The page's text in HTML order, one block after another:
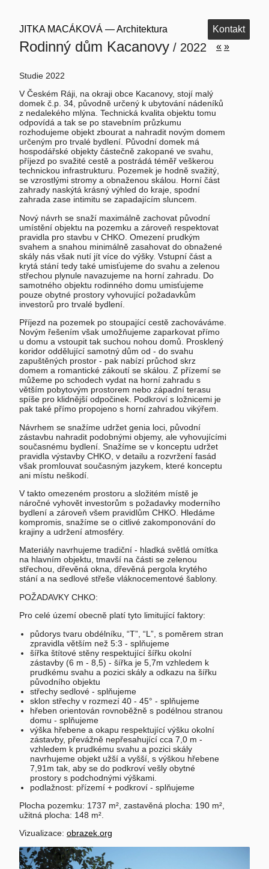
JITKA MACÁKOVÁ — Architektura Kontakt
Rodinný dům Kacanovy / 2022 « »
Studie 2022
V Českém Ráji, na okraji obce Kacanovy, stojí malý
domek č.p. 34, původně určený k ubytování nádeníků
z nedalekého mlýna. Technická kvalita objektu tomu
odpovídá a tak se po stavebním průzkumu
rozhodujeme objekt zbourat a nahradit novým domem
určeným pro trvalé bydlení. Původní domek má
hospodářské objekty částečně zakopané ve svahu,
příjezd po svažité cestě a postrádá téměř veškerou
technickou infrastrukturu. Pozemek je hodně svažitý,
se vzrostlými stromy a obnaženou skálou. Horní část
zahrady naskýtá krásný výhled do kraje, spodní
zahrada zase intimitu se zapadajícím sluncem.
Nový návrh se snaží maximálně zachovat původní
umístění objektu na pozemku a zároveň respektovat
pravidla pro stavbu v CHKO. Omezení prudkým
svahem a snahou minimálně zasahovat do obnažené
skály nás však nutí jít více do výšky. Vstupní část a
krytá stání tedy také umisťujeme do svahu a zelenou
střechou plynule navazujeme na horní zahradu. Do
samotného objektu rodinného domu umisťujeme
pouze obytné prostory vyhovující požadavkům
investorů pro trvalé bydlení.
Příjezd na pozemek po stoupající cestě zachováváme.
Novým řešením však umožňujeme zaparkovat přímo
u domu a vstoupit tak suchou nohou domů. Prosklený
koridor oddělující samotný dům od - do svahu
zapuštěných prostor - pak nabízí průchod skrz
domem a romantické zákoutí se skálou. Z přízemí se
můžeme po schodech vydat na horní zahradu s
větším pobytovým prostorem nebo západní terasu
spíše pro klidnější odpočinek. Podkroví s ložnicemi je
pak také přímo propojeno s horní zahradou vikýřem.
Návrhem se snažíme udržet genia loci, původní
zástavbu nahradit podobnými objemy, ale vyhovujícími
současnému bydlení. Snažíme se v konceptu udržet
pravidla výstavby CHKO, v detailu a rozvržení fasád
však promlouvat současným jazykem, které konceptu
ani místu neškodí.
V takto omezeném prostoru a složitém místě je
náročné vyhovět investorům s požadavky moderního
bydlení a zároveň všem pravidlům CHKO. Hledáme
kompromis, snažíme se o citlivé zakomponování do
krajiny a udržení atmosféry.
Materiály navrhujeme tradiční - hladká světlá omítka
na hlavním objektu, tmavší na části se zelenou
střechou, dřevěná okna, dřevěná pergola krytého
stání a na sedlové střeše vláknocementové šablony.
POŽADAVKY CHKO:
Pro celé území obecně platí tyto limitující faktory:
půdorys tvaru obdélníku, “T”, “L”, s poměrem stran
zpravidla větším než 5:3 - splňujeme
šířka štítové stěny respektující šířku okolní
zástavby (6 m - 8,5) - šířka je 5,7m vzhledem k
prudkému svahu a pozici skály a odkazu na šířku
původního objektu
střechy sedlové - splňujeme
sklon střechy v rozmezí 40 - 45° - splňujeme
hřeben orientován rovnoběžně s podélnou stranou
domu - splňujeme
výška hřebene a okapu respektující výšku okolní
zástavby, převážně nepřesahující cca 7,0 m -
vzhledem k prudkému svahu a pozici skály
navrhujeme objekt užší a vyšší, s výškou hřebene
7,91m tak, aby se do podkroví vešly obytné
prostory s podchodnými výškami.
podlažnost: přízemí + podkroví - splňujeme
Plocha pozemku: 1737 m², zastavěná plocha: 190 m²,
užitná plocha: 148 m².
Vizualizace: obrazek.org